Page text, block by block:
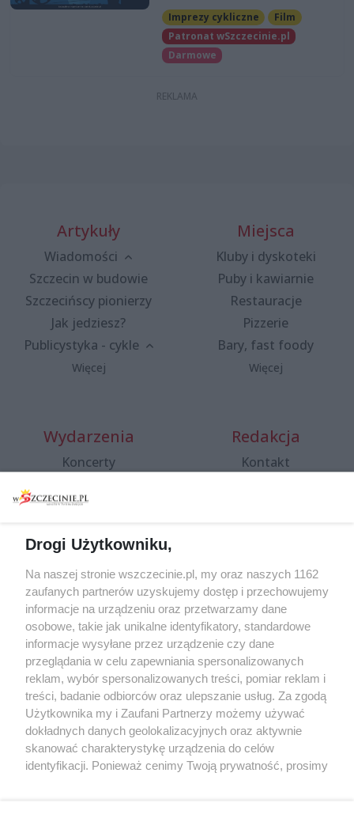
Imprezy cykliczne
Film
Patronat wSzczecinie.pl
Darmowe
Artykuły
Wiadomości
Szczecin w budowie
Szczecińscy pionierzy
Jak jedziesz?
Publicystyka - cykle
Więcej
Miejsca
Kluby i dyskoteki
Puby i kawiarnie
Restauracje
Pizzerie
Bary, fast foody
Więcej
Wydarzenia
Koncerty
Spacery i oprowadzania
targi
Wernisaże
Więcej
Redakcja
Kontakt
Specjalny koncert z okazji
20. urodzin portalu
wSzczecinie.pl
Regulamin konkursów
śniadaniówka "Hej
Szczecin! Jest piątek!"
Partnerzy
Praca Szczecin
Drogi Użytkowniku,
Na naszej stronie wszczecinie.pl, my oraz naszych 1162
zaufanych partnerów uzyskujemy dostęp i przechowujemy
informacje na urządzeniu oraz przetwarzamy dane
osobowe, takie jak unikalne identyfikatory, standardowe
informacje wysyłane przez urządzenie czy dane
przeglądania w celu zapewniania spersonalizowanych
reklam, wybór spersonalizowanych treści, pomiar reklam i
treści, badanie odbiorców oraz ulepszanie usług. Za zgodą
Użytkownika my i Zaufani Partnerzy możemy używać
dokładnych danych geolokalizacyjnych oraz aktywnie
skanować charakterystykę urządzenia do celów
identyfikacji. Ponieważ cenimy Twoją prywatność, prosimy